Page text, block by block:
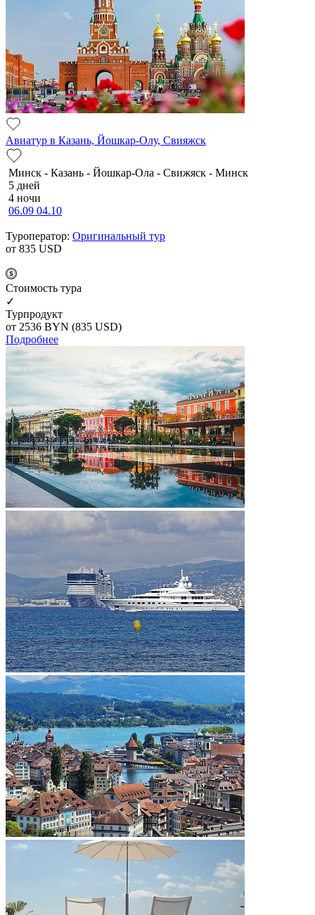
Авиатур в Казань, Йошкар-Олу, Свияжск
Минск - Казань - Йошкар-Ола - Свижяск - Минск
5 дней
4 ночи
06.09 04.10
Туроператор: Оригинальный тур
от 835 USD
Cтоимость тура
✓
Турпродукт
от 2536 BYN (835 USD)
Подробнее